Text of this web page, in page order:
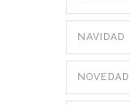
NAVIDAD